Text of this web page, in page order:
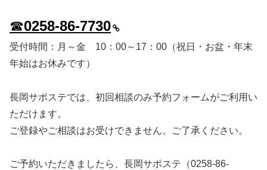
☎0258-86-7730
受付時間：月～金 10：00～17：00（祝日・お盆・年末
年始はお休みです）
長岡サポステでは、初回相談のみ予約フォームがご利用い
ただけます。
ご登録やご相談はお受けできません。ご了承ください。
ご予約いただきましたら、長岡サポステ（0258-86-